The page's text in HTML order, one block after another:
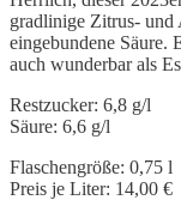
gradlinige Zitrus- und
eingebundene Säure.
auch wunderbar als
Restzucker: 6,8 g/l
Säure: 6,6 g/l
Flaschengröße: 0,75 l
Preis je Liter: 14,00 €